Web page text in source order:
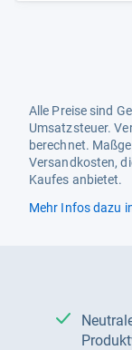
Alle Preise sind
Umsatzsteuer.
berechnet.
Versandkosten,
Kaufes anbietet.
Mehr Infos dazu
Neutrale Ratgeber – hilfreich für Ihre